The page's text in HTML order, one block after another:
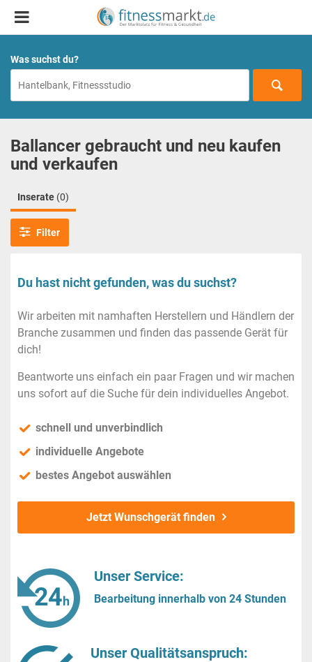
Was suchst du?
Ballancer gebraucht und neu kaufen
und verkaufen
Inserate (0)
Filter
Du hast nicht gefunden, was du suchst?
Wir arbeiten mit namhaften Herstellern und Händlern der
Branche zusammen und finden das passende Gerät für
dich!
Beantworte uns einfach ein paar Fragen und wir machen
uns sofort auf die Suche für dein individuelles Angebot.
schnell und unverbindlich
individuelle Angebote
bestes Angebot auswählen
Jetzt Wunschgerät finden
Unser Service:
Bearbeitung innerhalb von 24 Stunden
Unser Qualitätsanspruch: